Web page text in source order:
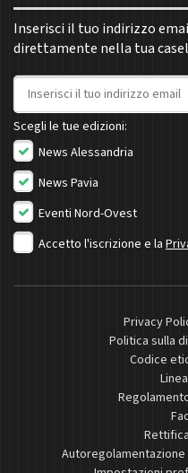
Inserisci il tuo indirizzo
direttamente nella tua
Indirizzo email
Scegli le tue edizioni:
News Alessandria
News Pavia
Eventi Nord-Ovest
Accetto l'iscrizione e la
Privacy
Politica sulla
Codice
Autoregolamentazione